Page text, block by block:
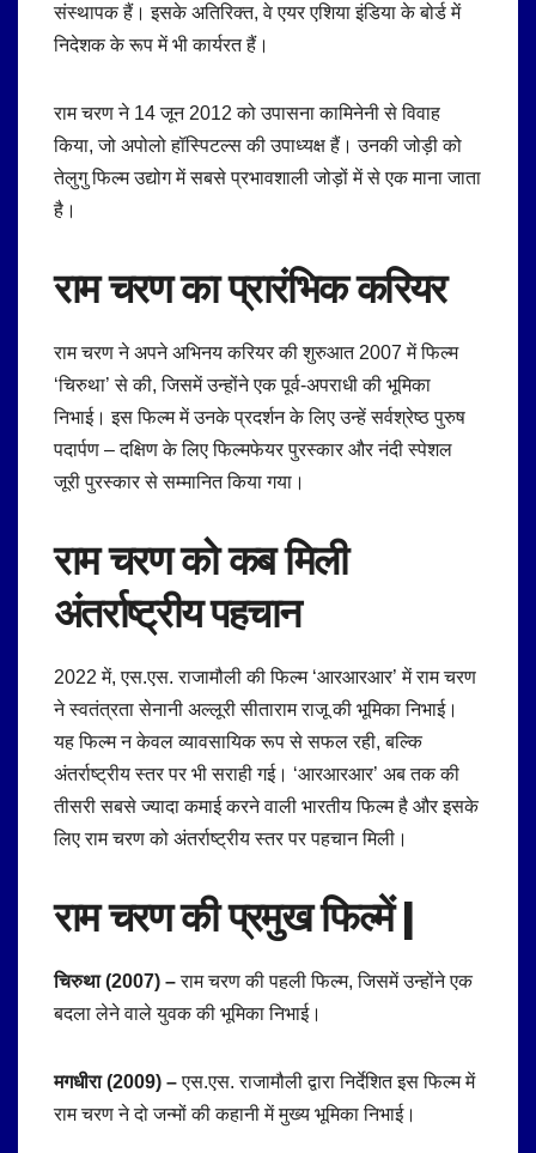
संस्थापक हैं। इसके अतिरिक्त, वे एयर एशिया इंडिया के बोर्ड में
निदेशक के रूप में भी कार्यरत हैं।
राम चरण ने 14 जून 2012 को उपासना कामिनेनी से विवाह
किया, जो अपोलो हॉस्पिटल्स की उपाध्यक्ष हैं। उनकी जोड़ी को
तेलुगु फिल्म उद्योग में सबसे प्रभावशाली जोड़ों में से एक माना जाता
है।
राम चरण का प्रारंभिक करियर
राम चरण ने अपने अभिनय करियर की शुरुआत 2007 में फिल्म
‘चिरुथा’ से की, जिसमें उन्होंने एक पूर्व-अपराधी की भूमिका
निभाई। इस फिल्म में उनके प्रदर्शन के लिए उन्हें सर्वश्रेष्ठ पुरुष
पदार्पण – दक्षिण के लिए फिल्मफेयर पुरस्कार और नंदी स्पेशल
जूरी पुरस्कार से सम्मानित किया गया।
राम चरण को कब मिली
अंतर्राष्ट्रीय पहचान
2022 में, एस.एस. राजामौली की फिल्म ‘आरआरआर’ में राम चरण
ने स्वतंत्रता सेनानी अल्लूरी सीताराम राजू की भूमिका निभाई।
यह फिल्म न केवल व्यावसायिक रूप से सफल रही, बल्कि
अंतर्राष्ट्रीय स्तर पर भी सराही गई। ‘आरआरआर’ अब तक की
तीसरी सबसे ज्यादा कमाई करने वाली भारतीय फिल्म है और इसके
लिए राम चरण को अंतर्राष्ट्रीय स्तर पर पहचान मिली।
राम चरण कीप्रमुख फिल्में |
चिरुथा (2007) –राम चरण की पहली फिल्म, जिसमें उन्होंने एक
बदला लेने वाले युवक की भूमिका निभाई।
मगधीरा (2009) –एस.एस. राजामौली द्वारा निर्देशित इस फिल्म में
राम चरण ने दो जन्मों की कहानी में मुख्य भूमिका निभाई।